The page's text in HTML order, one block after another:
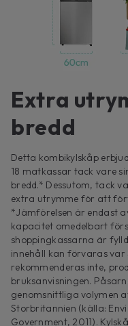
Extra
bredd
Detta kombikylskåp
18 matkassar tack vare
bredd.* Dessutom, tack
extra utrymme för att
*Jämförelsen är endast
kapacitet omedelbart
shoppingkassarna är
innehåll kan förvaras var
rekommenderas inte,
bruksanvisningen.
genomsnittliga volymen
Storbritannien (källa:
Government, 2011).